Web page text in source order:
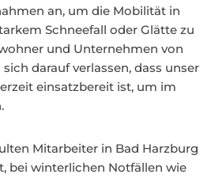
an, um die Mobilität in
Schneefall oder Glätte zu
und Unternehmen von
darauf verlassen, dass unser
einsatzbereit ist, um im
Mitarbeiter in Bad Harzburg
bei winterlichen Notfällen wie